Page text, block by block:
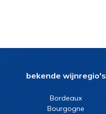
bekende wijnregio's
Bordeaux
Bourgogne